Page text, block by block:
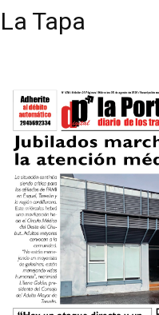
La Tapa